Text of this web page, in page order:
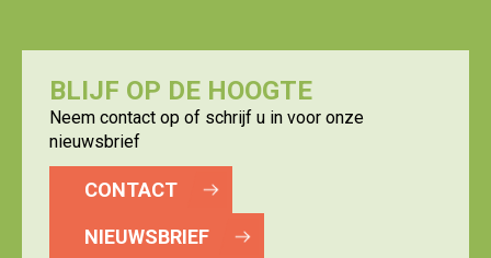
BLIJF OP DE HOOGTE
Neem contact op of schrijf u in voor onze
nieuwsbrief
CONTACT
NIEUWSBRIEF